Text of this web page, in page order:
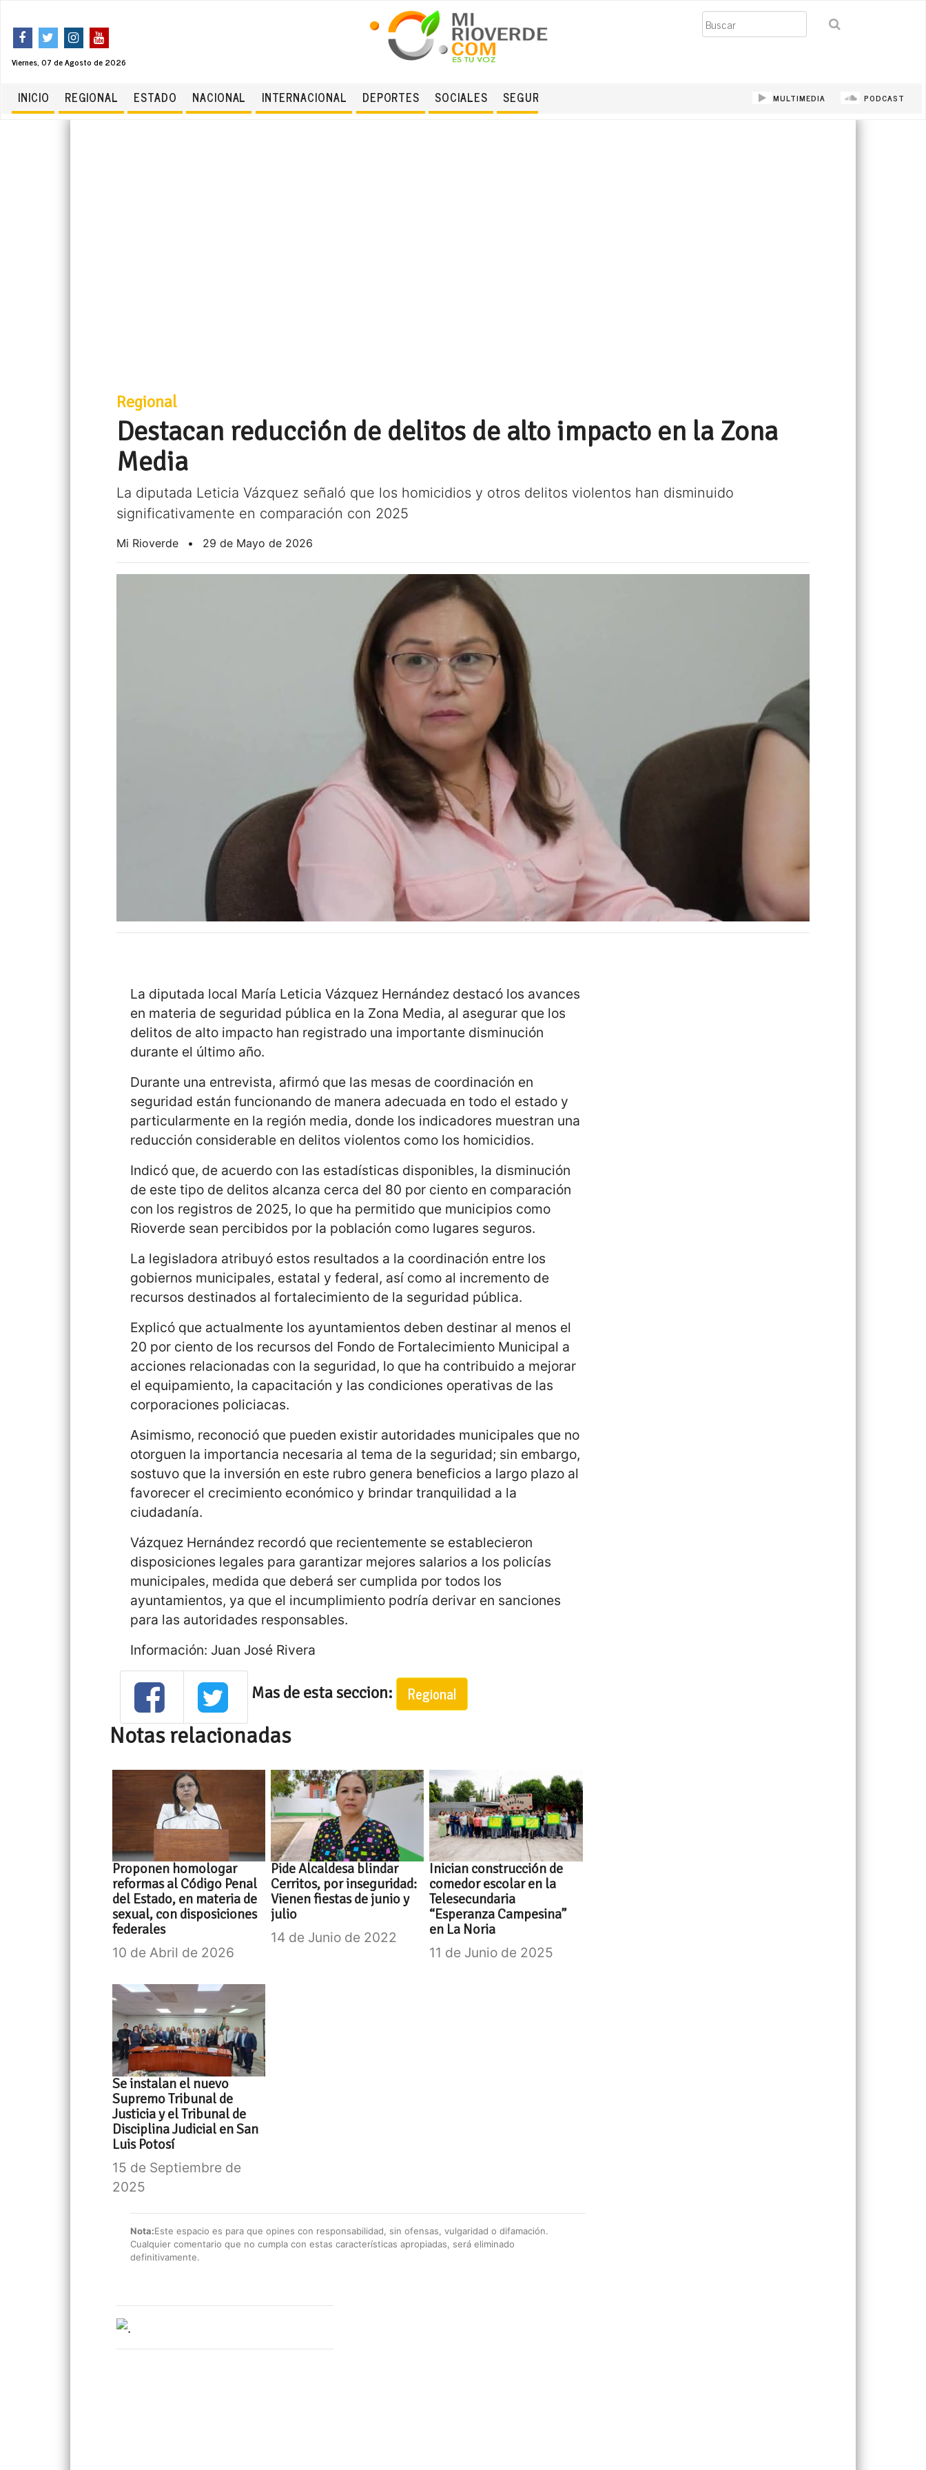
Viernes, 07 de Agosto de 2026
Buscar
INICIO REGIONAL ESTADO NACIONAL INTERNACIONAL DEPORTES SOCIALES SEGURIDAD MULTIMEDIA PODCAST
Regional
Destacan reducción de delitos de alto impacto en la Zona
Media
La diputada Leticia Vázquez señaló que los homicidios y otros delitos violentos han disminuido
significativamente en comparación con 2025
Mi Rioverde • 29 de Mayo de 2026
La diputada local María Leticia Vázquez Hernández destacó los avances
en materia de seguridad pública en la Zona Media, al asegurar que los
delitos de alto impacto han registrado una importante disminución
durante el último año.
Durante una entrevista, afirmó que las mesas de coordinación en
seguridad están funcionando de manera adecuada en todo el estado y
particularmente en la región media, donde los indicadores muestran una
reducción considerable en delitos violentos como los homicidios.
Indicó que, de acuerdo con las estadísticas disponibles, la disminución
de este tipo de delitos alcanza cerca del 80 por ciento en comparación
con los registros de 2025, lo que ha permitido que municipios como
Rioverde sean percibidos por la población como lugares seguros.
La legisladora atribuyó estos resultados a la coordinación entre los
gobiernos municipales, estatal y federal, así como al incremento de
recursos destinados al fortalecimiento de la seguridad pública.
Explicó que actualmente los ayuntamientos deben destinar al menos el
20 por ciento de los recursos del Fondo de Fortalecimiento Municipal a
acciones relacionadas con la seguridad, lo que ha contribuido a mejorar
el equipamiento, la capacitación y las condiciones operativas de las
corporaciones policiacas.
Asimismo, reconoció que pueden existir autoridades municipales que no
otorguen la importancia necesaria al tema de la seguridad; sin embargo,
sostuvo que la inversión en este rubro genera beneficios a largo plazo al
favorecer el crecimiento económico y brindar tranquilidad a la
ciudadanía.
Vázquez Hernández recordó que recientemente se establecieron
disposiciones legales para garantizar mejores salarios a los policías
municipales, medida que deberá ser cumplida por todos los
ayuntamientos, ya que el incumplimiento podría derivar en sanciones
para las autoridades responsables.
Información: Juan José Rivera
Mas de esta seccion: Regional
Notas relacionadas
Proponen homologar
reformas al Código Penal
del Estado, en materia de
sexual, con disposiciones
federales
10 de Abril de 2026
Pide Alcaldesa blindar
Cerritos, por inseguridad:
Vienen fiestas de junio y
julio
14 de Junio de 2022
Inician construcción de
comedor escolar en la
Telesecundaria
“Esperanza Campesina”
en La Noria
11 de Junio de 2025
Se instalan el nuevo
Supremo Tribunal de
Justicia y el Tribunal de
Disciplina Judicial en San
Luis Potosí
15 de Septiembre de
2025
Nota:Este espacio es para que opines con responsabilidad, sin ofensas, vulgaridad o difamación.
Cualquier comentario que no cumpla con estas características apropiadas, será eliminado
definitivamente.